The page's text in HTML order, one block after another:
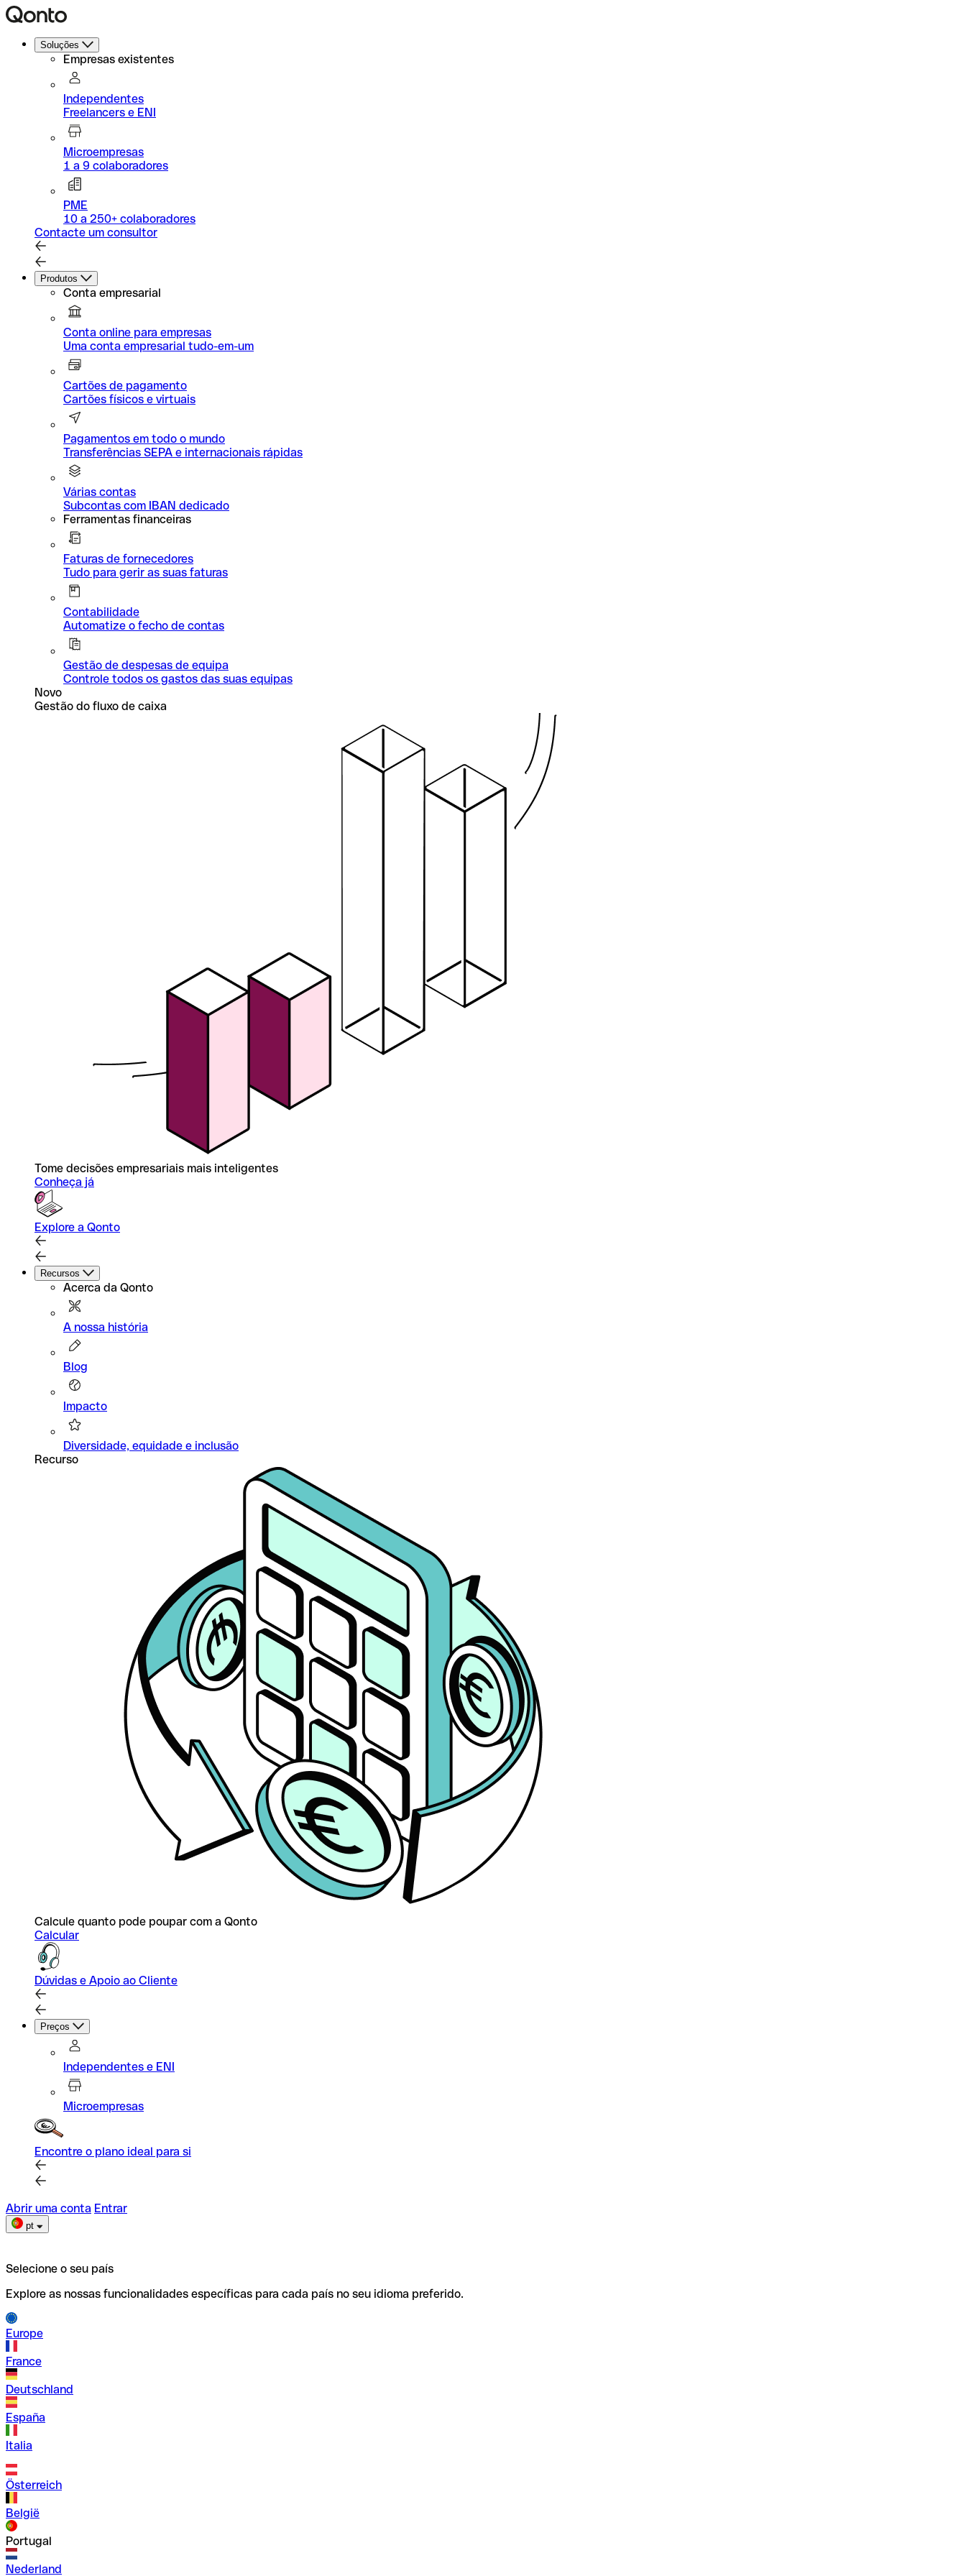
Soluções
Empresas existentes
Independentes
Freelancers e ENI
Microempresas
1 a 9 colaboradores
PME
10 a 250+ colaboradores
Contacte um consultor
Produtos
Conta empresarial
Conta online para empresas
Uma conta empresarial tudo-em-um
Cartões de pagamento
Cartões físicos e virtuais
Pagamentos em todo o mundo
Transferências SEPA e internacionais rápidas
Várias contas
Subcontas com IBAN dedicado
Ferramentas financeiras
Faturas de fornecedores
Tudo para gerir as suas faturas
Contabilidade
Automatize o fecho de contas
Gestão de despesas de equipa
Controle todos os gastos das suas equipas
Novo
Gestão do fluxo de caixa
Tome decisões empresariais mais inteligentes
Conheça já
Explore a Qonto
Recursos
Acerca da Qonto
A nossa história
Blog
Impacto
Diversidade, equidade e inclusão
Recurso
Calcule quanto pode poupar com a Qonto
Calcular
Dúvidas e Apoio ao Cliente
Preços
Independentes e ENI
Microempresas
Encontre o plano ideal para si
Abrir uma conta Entrar
pt
Selecione o seu país
Explore as nossas funcionalidades específicas para cada país no seu idioma preferido.
Europe
France
Deutschland
España
Italia
Österreich
België
Portugal
Nederland